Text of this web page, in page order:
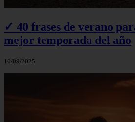
✓ 40 frases de verano
mejor temporada del año
10/09/2025